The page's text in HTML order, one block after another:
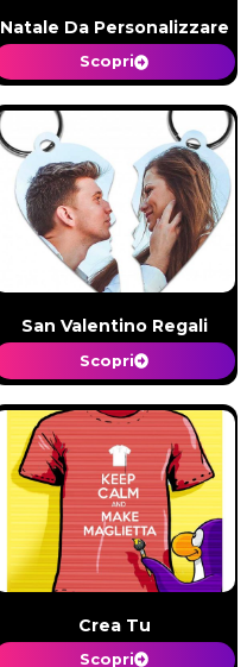
Natale Da Personalizzare
Scopri
San Valentino Regali
Scopri
Crea Tu
Scopri